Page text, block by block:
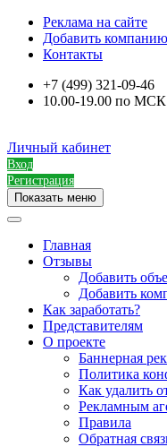
Реклама на сайте
Добавить компанию
Контакты
+7 (499) 321-09-46
10.00-19.00 по МСК
Личный кабинет
Вход
Регистрация
Показать меню
Главная
Отзывы
Добавить
Добавить
Как заработать?
Представителям
О проекте
Баннерная
Политика
Как удалить
Рекламным
Правила
Обратная